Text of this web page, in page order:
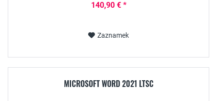
140,90 € *
Zaznamek
MICROSOFT WORD 2021 LTSC